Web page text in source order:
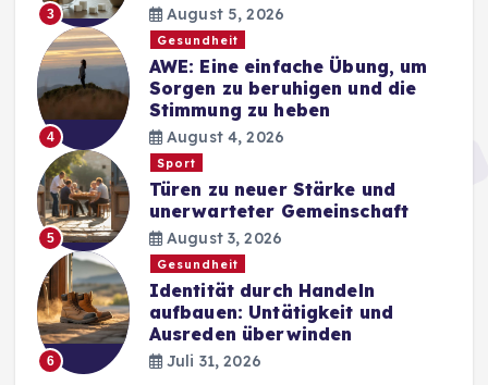
3 August 5, 2026
4
Gesundheit
AWE: Eine einfache Übung, um
Sorgen zu beruhigen und die
Stimmung zu heben
August 4, 2026
5
Sport
Türen zu neuer Stärke und
unerwarteter Gemeinschaft
August 3, 2026
6
Gesundheit
Identität durch Handeln
aufbauen: Untätigkeit und
Ausreden überwinden
Juli 31, 2026